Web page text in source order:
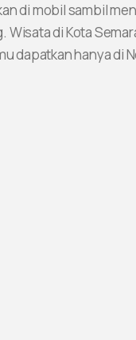
di mobil sambil
di Kota
dapatkan hanya di